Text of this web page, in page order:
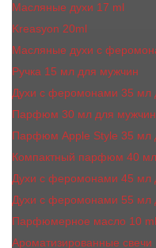
Масляные духи 17 ml
Kreasyon 20ml
Масляные духи c
Ручка 15 мл для мужчин
Духи с феромонами 35 мл
Парфюм 30 мл для мужчин
Парфюм Apple Style 35 мл
Компактный парфюм 40 мл
Духи с феромонами 45 мл
Духи с феромонами 55 мл
Парфюмерное масло 10
Ароматизированные свечи